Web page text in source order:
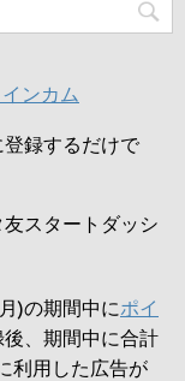
登録するだけで
スタートダッシ
)の期間中にポイ
、期間中に合計
利用した広告が